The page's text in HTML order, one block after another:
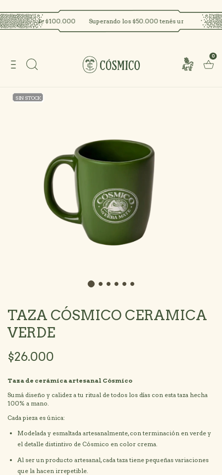
a partir de $100.000 Superando los $50.000 tenés un regalo!
0
SIN STOCK
TAZA CÓSMICO CERAMICA
VERDE
$26.000
Taza de cerámica artesanal Cósmico
Sumá diseño y calidez a tu ritual de todos los días con esta taza hecha
100% a mano.
Cada pieza es única:
Modelada y esmaltada artesanalmente, con terminación en verde y
el detalle distintivo de Cósmico en color crema.
Al ser un producto artesanal, cada taza tiene pequeñas variaciones
que la hacen irrepetible.